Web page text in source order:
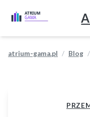
atrium-gama.pl Blog